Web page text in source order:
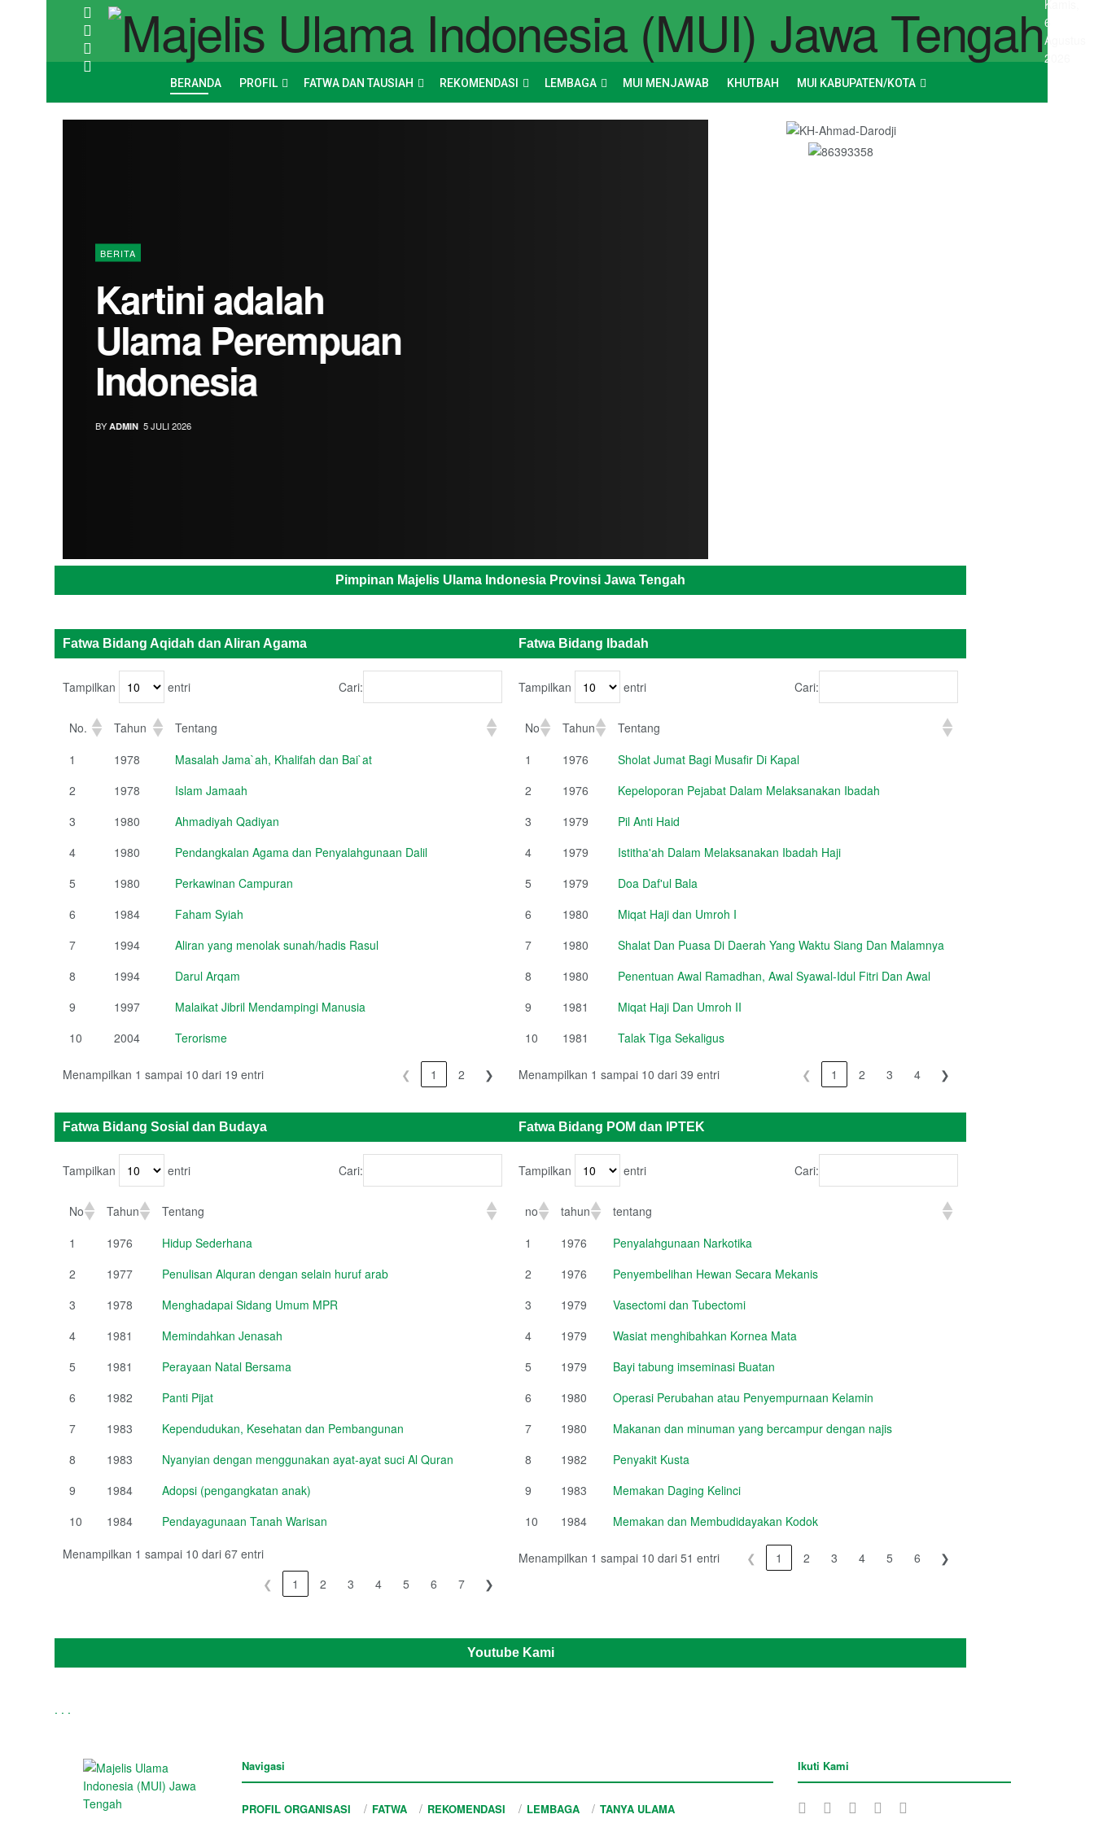
Kamis,
6
Agustus
2026
BERANDA PROFIL FATWA DAN TAUSIAH REKOMENDASI LEMBAGA MUI MENJAWAB KHUTBAH MUI KABUPATEN/KOTA
BERITA
Kartini adalah
Ulama Perempuan
Indonesia
BYADMIN 5 JULI 2026
Pimpinan Majelis Ulama Indonesia Provinsi Jawa Tengah
Fatwa Bidang Aqidah dan Aliran Agama Fatwa Bidang Ibadah
Tampilkan entri Cari:
No. Tahun
Tentang
1
1978
Masalah Jama`ah, Khalifah dan Bai`at
2
1978
Islam Jamaah
3
1980
Ahmadiyah Qadiyan
4
1980
Pendangkalan Agama dan Penyalahgunaan Dalil
5
1980
Perkawinan Campuran
6
1984
Faham Syiah
7
1994
Aliran yang menolak sunah/hadis Rasul
8
1994
Darul Arqam
9
1997
Malaikat Jibril Mendampingi Manusia
10
2004 Terorisme
Menampilkan 1 sampai 10 dari 19 entri ❮ 1 2 ❯
Tampilkan entri Cari:
No Tahun
Tentang
No
Tahun Tentang
1 1976
Sholat Jumat Bagi Musafir Di Kapal
2
1976
Kepeloporan Pejabat Dalam Melaksanakan Ibadah
3
1979
Pil Anti Haid
4
1979
Istitha'ah Dalam Melaksanakan Ibadah Haji
5
1979
Doa Daf'ul Bala
6
1980
Miqat Haji dan Umroh I
7
1980
Shalat Dan Puasa Di Daerah Yang Waktu Siang Dan Malamnya
8
1980
Penentuan Awal Ramadhan, Awal Syawal-Idul Fitri Dan Awal
9
1981
Miqat Haji Dan Umroh II
10
1981 Talak Tiga Sekaligus
Menampilkan 1 sampai 10 dari 39 entri ❮ 1 2 3 4 ❯
Fatwa Bidang Sosial dan Budaya Fatwa Bidang POM dan IPTEK
Tampilkan entri Cari:
No Tahun
Tentang
1
1976
Hidup Sederhana
2
1977
Penulisan Alquran dengan selain huruf arab
3
1978
Menghadapai Sidang Umum MPR
4
1981
Memindahkan Jenasah
5
1981
Perayaan Natal Bersama
6
1982
Panti Pijat
7
1983
Kependudukan, Kesehatan dan Pembangunan
8
1983
Nyanyian dengan menggunakan ayat-ayat suci Al Quran
9
1984
Adopsi (pengangkatan anak)
10
1984
Pendayagunaan Tanah Warisan
Menampilkan 1 sampai 10 dari 67 entri
❮
1 2 3 4 5 6 7 ❯
Tampilkan entri Cari:
no tahun
tentang
1
1976
Penyalahgunaan Narkotika
2
1976
Penyembelihan Hewan Secara Mekanis
3
1979
Vasectomi dan Tubectomi
4
1979
Wasiat menghibahkan Kornea Mata
5
1979
Bayi tabung imseminasi Buatan
6
1980
Operasi Perubahan atau Penyempurnaan Kelamin
7
1980
Makanan dan minuman yang bercampur dengan najis
8
1982
Penyakit Kusta
9
1983
Memakan Daging Kelinci
10
1984 Memakan dan Membudidayakan Kodok
Menampilkan 1 sampai 10 dari 51 entri ❮ 1 2 3 4 5 6 ❯
Youtube Kami
. . .
Navigasi
PROFIL ORGANISASI FATWA REKOMENDASI LEMBAGA TANYA ULAMA
Ikuti Kami